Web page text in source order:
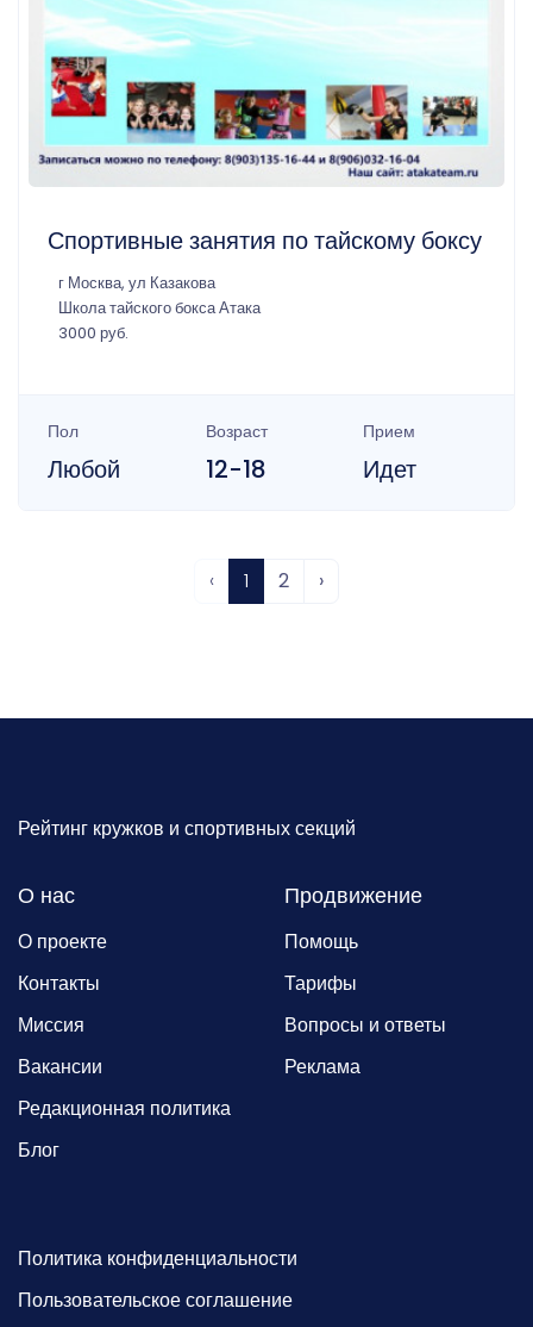
Спортивные занятия по тайскому боксу
г Москва, ул Казакова
Школа тайского бокса Атака
3000 руб.
Пол
Любой
Возраст
12-18
Прием
Идет
‹ 1 2 ›
Рейтинг кружков и спортивных секций
О нас
О проекте
Контакты
Миссия
Вакансии
Редакционная политика
Блог
Продвижение
Помощь
Тарифы
Вопросы и ответы
Реклама
Политика конфиденциальности
Пользовательское соглашение